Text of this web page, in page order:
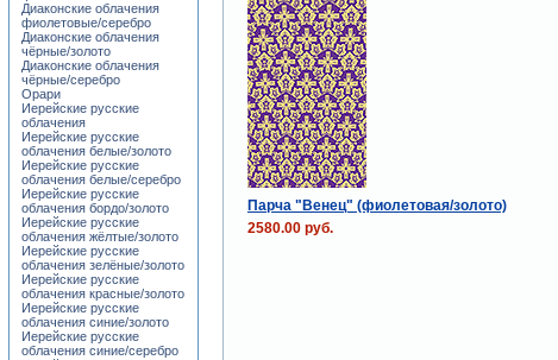
Парча "Венец" (фиолетовая/золото)
2580.00 руб.
Диаконские облачения
фиолетовые/серебро
Диаконские облачения
чёрные/золото
Диаконские облачения
чёрные/серебро
Орари
Иерейские русские
облачения
Иерейские русские
облачения белые/золото
Иерейские русские
облачения белые/серебро
Иерейские русские
облачения бордо/золото
Иерейские русские
облачения жёлтые/золото
Иерейские русские
облачения зелёные/золото
Иерейские русские
облачения красные/золото
Иерейские русские
облачения синие/золото
Иерейские русские
облачения синие/серебро